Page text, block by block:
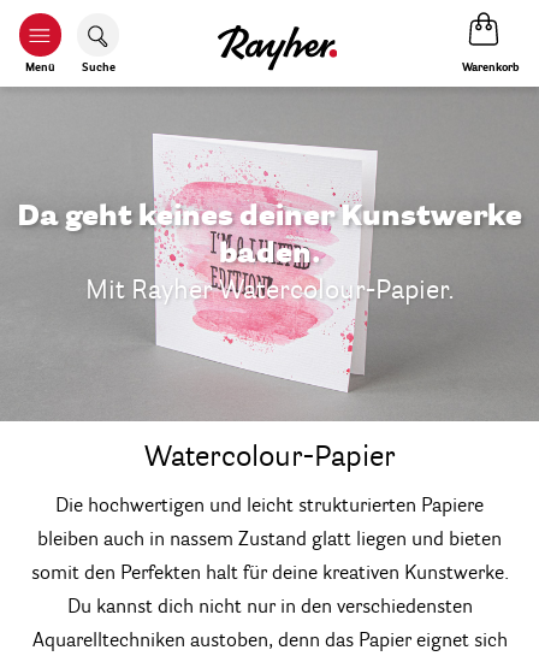
Menü Suche Warenkorb
Da geht keines deiner Kunstwerke
baden.
Mit Rayher Watercolour-Papier.
Watercolour-Papier
Die hochwertigen und leicht strukturierten Papiere
bleiben auch in nassem Zustand glatt liegen und bieten
somit den Perfekten halt für deine kreativen Kunstwerke.
Du kannst dich nicht nur in den verschiedensten
Aquarelltechniken austoben, denn das Papier eignet sich